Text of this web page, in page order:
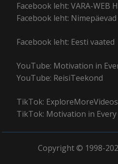
Facebook leht: VARA-WEB
Facebook leht: Nimepäevad
Facebook leht: Eesti vaated
YouTube: Motivation in
YouTube: ReisiTeekond
TikTok: ExploreMoreVideos
TikTok: Motivation in
Copyright © 1998-